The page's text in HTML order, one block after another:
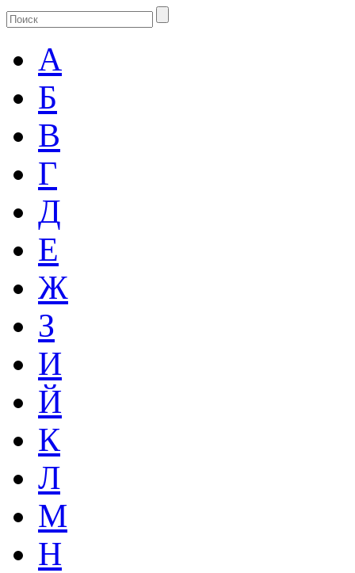
А
Б
В
Г
Д
Е
Ж
З
И
Й
К
Л
М
Н